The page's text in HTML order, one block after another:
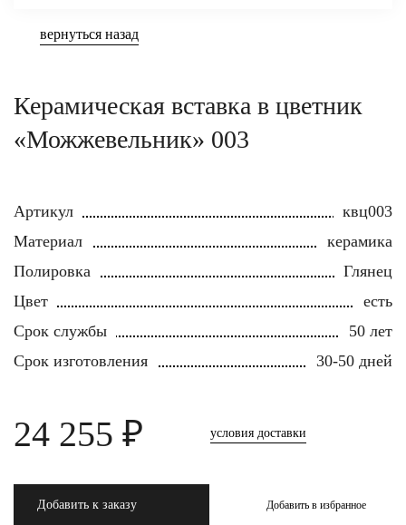
вернуться назад
Керамическая вставка в цветник
«Можжевельник» 003
Артикул
квц003
Материал
керамика
Полировка
Глянец
Цвет
есть
Срок службы
50 лет
Срок изготовления
30-50 дней
24 255 ₽ условия доставки
Добавить к заказу Добавить в избранное